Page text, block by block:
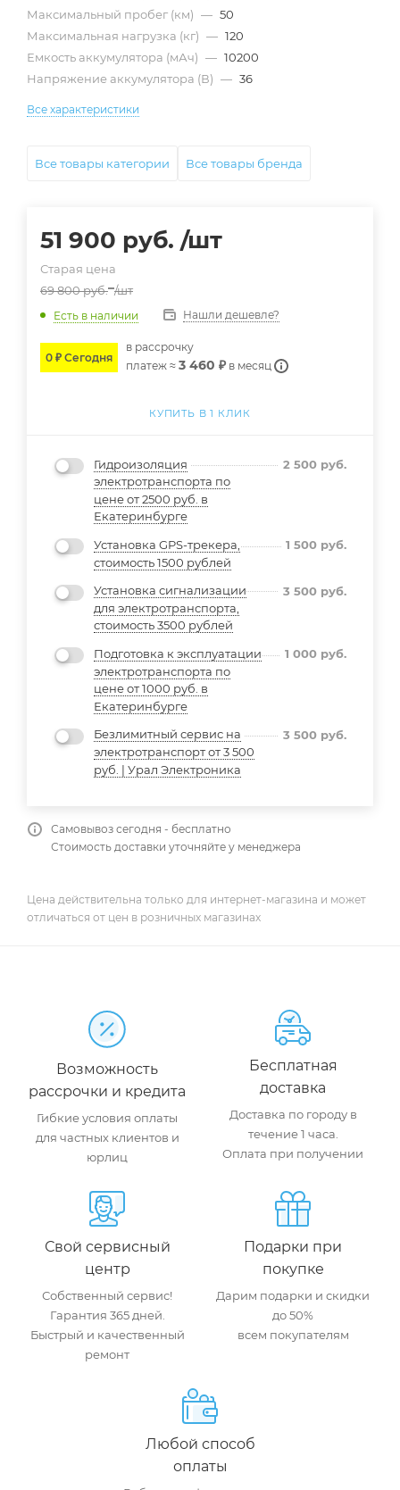
Максимальный пробег (км) — 50
Максимальная нагрузка (кг) — 120
Емкость аккумулятора (мАч) — 10200
Напряжение аккумулятора (В) — 36
Все характеристики
Все товары категории Все товары бренда
51 900 руб. /шт
Старая цена
69 800руб. /шт
Есть в наличии Нашли дешевле?
0 ₽ Сегодня
в расcрочку
платеж ≈ 3 460 ₽ в месяц
КУПИТЬ В 1 КЛИК
Гидроизоляция
электротранспорта по
цене от 2500 руб. в
Екатеринбурге
2 500 руб.
Установка GPS-трекера,
стоимость 1500 рублей
1 500 руб.
Установка сигнализации
для электротранспорта,
стоимость 3500 рублей
3 500 руб.
Подготовка к эксплуатации
электротранспорта по
цене от 1000 руб. в
Екатеринбурге
1 000 руб.
Безлимитный сервис на
электротранспорт от 3 500
руб. | Урал Электроника
3 500 руб.
Самовывоз сегодня - бесплатно
Стоимость доставки уточняйте у менеджера
Цена действительна только для интернет-магазина и может
отличаться от цен в розничных магазинах
Возможность
рассрочки и кредита
Гибкие условия оплаты
для частных клиентов и
юрлиц
Бесплатная
доставка
Доставка по городу в
течение 1 часа.
Оплата при получении
Свой сервисный
центр
Собственный сервис!
Гарантия 365 дней.
Быстрый и качественный
ремонт
Подарки при
покупке
Дарим подарки и скидки
до 50%
всем покупателям
Любой способ
оплаты